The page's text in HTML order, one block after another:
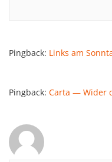
Pingback: Links am
Pingback: Carta — Wider